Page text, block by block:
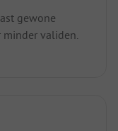
gewone
validen.